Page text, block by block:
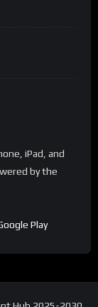
iPad, and
by the